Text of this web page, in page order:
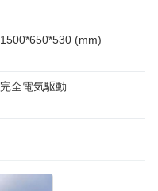
1500*650*530 (mm)
完全電気駆動